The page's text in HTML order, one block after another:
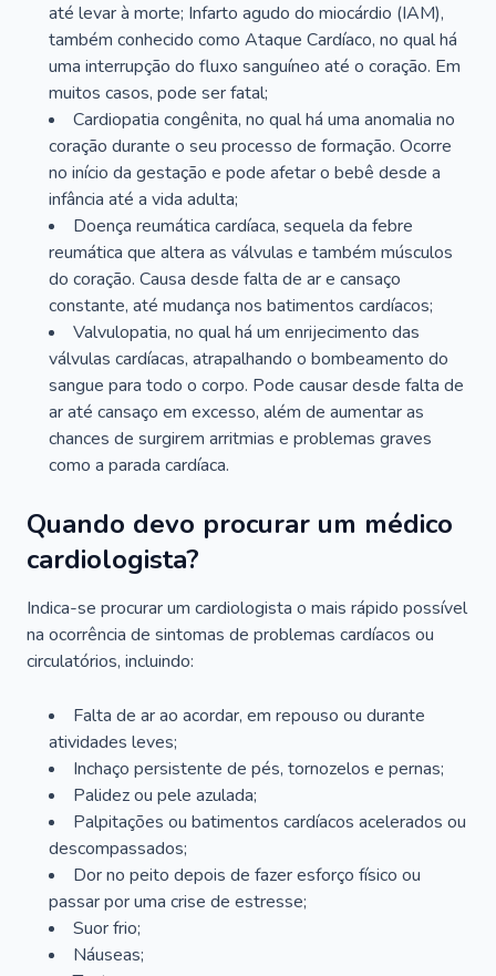
até levar à morte; Infarto agudo do miocárdio (IAM),
também conhecido como Ataque Cardíaco, no qual há
uma interrupção do fluxo sanguíneo até o coração. Em
muitos casos, pode ser fatal;
Cardiopatia congênita, no qual há uma anomalia no
coração durante o seu processo de formação. Ocorre
no início da gestação e pode afetar o bebê desde a
infância até a vida adulta;
Doença reumática cardíaca, sequela da febre
reumática que altera as válvulas e também músculos
do coração. Causa desde falta de ar e cansaço
constante, até mudança nos batimentos cardíacos;
Valvulopatia, no qual há um enrijecimento das
válvulas cardíacas, atrapalhando o bombeamento do
sangue para todo o corpo. Pode causar desde falta de
ar até cansaço em excesso, além de aumentar as
chances de surgirem arritmias e problemas graves
como a parada cardíaca.
Quando devo procurar um médico
cardiologista?
Indica-se procurar um cardiologista o mais rápido possível
na ocorrência de sintomas de problemas cardíacos ou
circulatórios, incluindo:
Falta de ar ao acordar, em repouso ou durante
atividades leves;
Inchaço persistente de pés, tornozelos e pernas;
Palidez ou pele azulada;
Palpitações ou batimentos cardíacos acelerados ou
descompassados;
Dor no peito depois de fazer esforço físico ou
passar por uma crise de estresse;
Suor frio;
Náuseas;